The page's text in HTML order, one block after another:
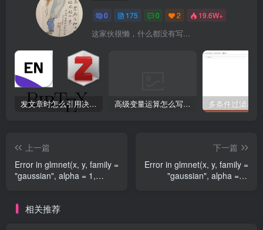
0 175 0 2 19.6W+
这家伙很懒，什么都没有写...
发文章时怎么引用决策链？ 高级变量运算怎么写表达式
上一篇
Error in glmnet(x, y, family =
"gaussian", alpha = 1,
or more columns
下一篇
Error in glmnet(x, y, family =
"gaussian", alpha = 1,
相关推荐